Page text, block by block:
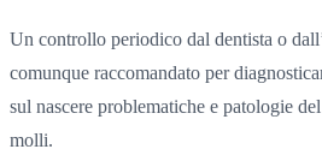
Un controllo periodico dal dentista o
comunque raccomandato per
sul nascere problematiche e patologie
molli.